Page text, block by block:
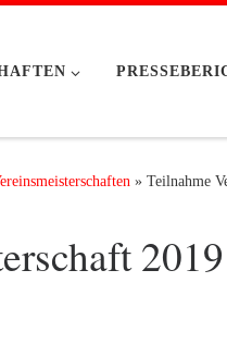
» Teilnahme
2019